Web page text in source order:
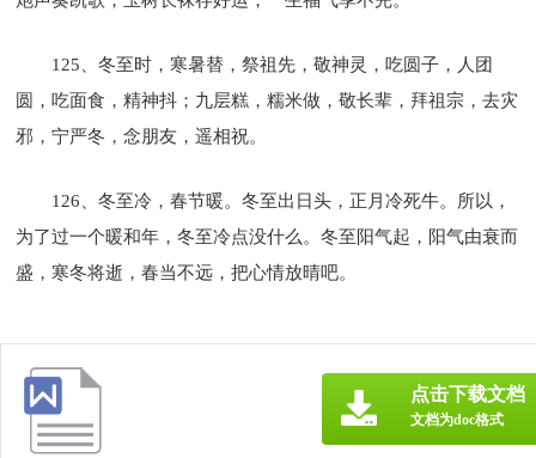
125、冬至时，寒暑替，祭祖先，敬神灵，吃圆子，人团
圆，吃面食，精神抖；九层糕，糯米做，敬长辈，拜祖宗，去灾
邪，宁严冬，念朋友，遥相祝。
126、冬至冷，春节暖。冬至出日头，正月冷死牛。所以，
为了过一个暖和年，冬至冷点没什么。冬至阳气起，阳气由衰而
盛，寒冬将逝，春当不远，把心情放晴吧。
点击下载文档
文档为doc格式